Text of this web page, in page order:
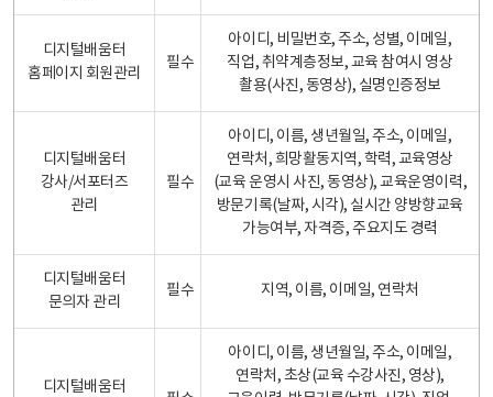
디지털배움터
홈페이지 회원관리
필수
아이디, 비밀번호, 주소, 성별, 이메일,
직업, 취약계층정보, 교육 참여시 영상
촬용(사진, 동영상), 실명인증정보
디지털배움터
강사/서포터즈
관리
필수
아이디, 이름, 생년월일, 주소, 이메일,
연락처, 희망활동지역, 학력, 교육영상
(교육 운영시 사진, 동영상), 교육운영이력,
방문기록(날짜, 시각), 실시간 양방향교육
가능여부, 자격증, 주요지도 경력
디지털배움터
문의자 관리
필수 지역, 이름, 이메일, 연락처
디지털배움터
아이디, 이름, 생년월일, 주소, 이메일,
연락처, 초상(교육 수강사진, 영상),